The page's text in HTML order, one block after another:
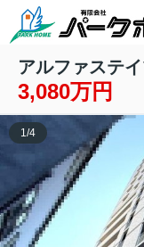
アルファステ
3,080万円
1/4